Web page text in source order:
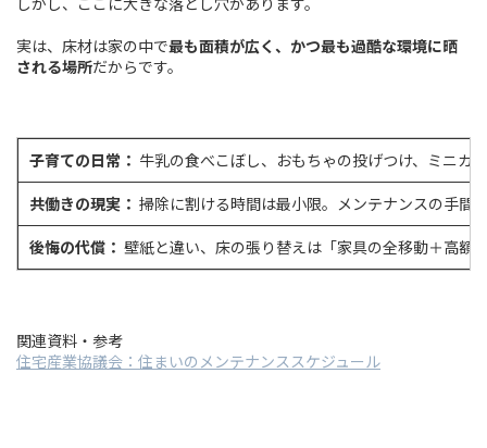
実は、床材は家の中で最も面積が広く、かつ最も過酷な環境に晒
される場所だからです。
子育ての日常： 牛乳の食べこぼし、おもちゃの投げつけ、ミニカ
共働きの現実： 掃除に割ける時間は最小限。メンテナンスの手間
後悔の代償： 壁紙と違い、床の張り替えは「家具の全移動＋高額
関連資料・参考
住宅産業協議会：住まいのメンテナンススケジュール